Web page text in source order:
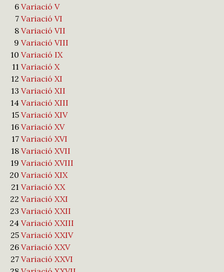
6 Variació V
7 Variació VI
8 Variació VII
9 Variació VIII
10 Variació IX
11 Variació X
12 Variació XI
13 Variació XII
14 Variació XIII
15 Variació XIV
16 Variació XV
17 Variació XVI
18 Variació XVII
19 Variació XVIII
20 Variació XIX
21 Variació XX
22 Variació XXI
23 Variació XXII
24 Variació XXIII
25 Variació XXIV
26 Variació XXV
27 Variació XXVI